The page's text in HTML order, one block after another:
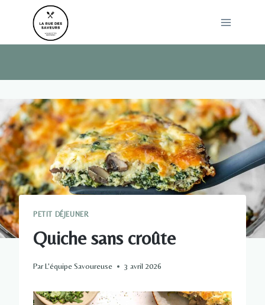
PETIT DÉJEUNER
Quiche sans croûte
ParL'équipe Savoureuse 3 avril 2026